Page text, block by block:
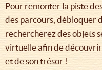
Pour remonter la piste
des parcours, débloquer
rechercherez des objets
virtuelle afin de
et de son trésor !